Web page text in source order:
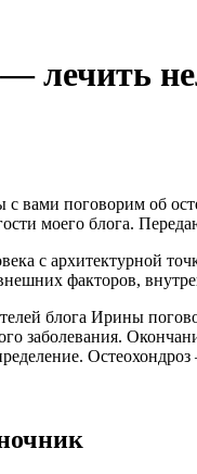
лечить
с вами поговорим об
моего блога.
с архитектурной
факторов,
блога Ирины
заболевания.